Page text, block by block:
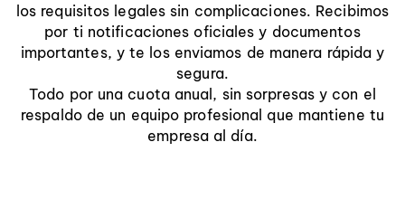
los requisitos legales sin complicaciones. Recibimos
por ti notificaciones oficiales y documentos
importantes, y te los enviamos de manera rápida y
segura.
Todo por una cuota anual, sin sorpresas y con el
respaldo de un equipo profesional que mantiene tu
empresa al día.